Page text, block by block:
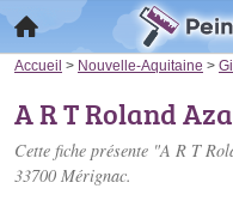
Accueil > Nouvelle-Aquitaine >
A R T Roland
Cette fiche présente "A R T
33700 Mérignac.